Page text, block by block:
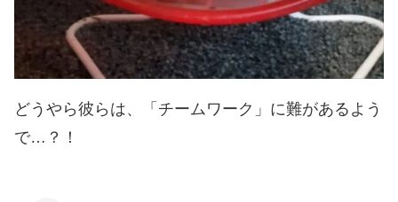
どうやら彼らは、「チームワーク」に難があるよう
で…？！